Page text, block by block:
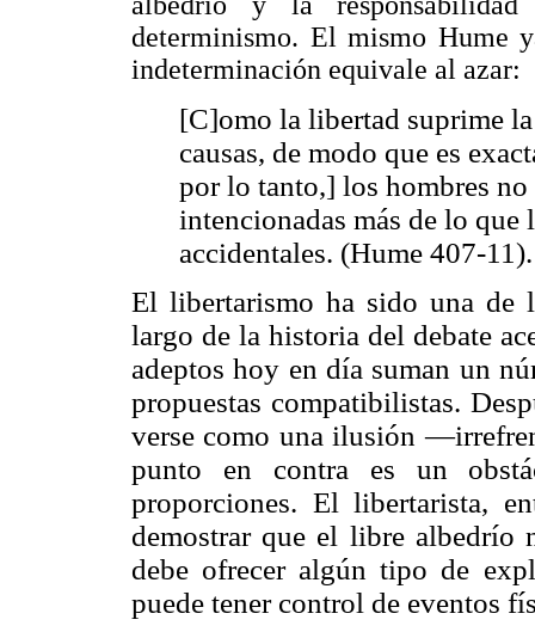
determinismo. El mismo Hume
indeterminación equivale al azar:
[C]omo la libertad suprime
causas, de modo que es
por lo tanto,] los hombres no
intencionadas más de lo que
accidentales. (Hume 407-11).
El libertarismo ha sido una de
largo de la historia del debate
adeptos hoy en día suman un
propuestas compatibilistas.
verse como una ilusión
punto en contra es un
proporciones. El libertarista,
demostrar que el libre albedrío
debe ofrecer algún tipo de
puede tener control de eventos